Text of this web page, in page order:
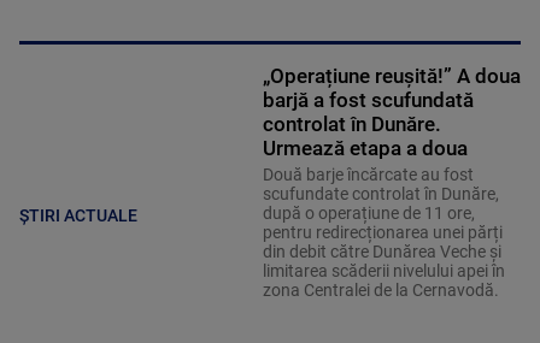
ȘTIRI ACTUALE
„Operațiune reușită!” A doua
barjă a fost scufundată
controlat în Dunăre.
Urmează etapa a doua
Două barje încărcate au fost
scufundate controlat în Dunăre,
după o operațiune de 11 ore,
pentru redirecționarea unei părți
din debit către Dunărea Veche și
limitarea scăderii nivelului apei în
zona Centralei de la Cernavodă.